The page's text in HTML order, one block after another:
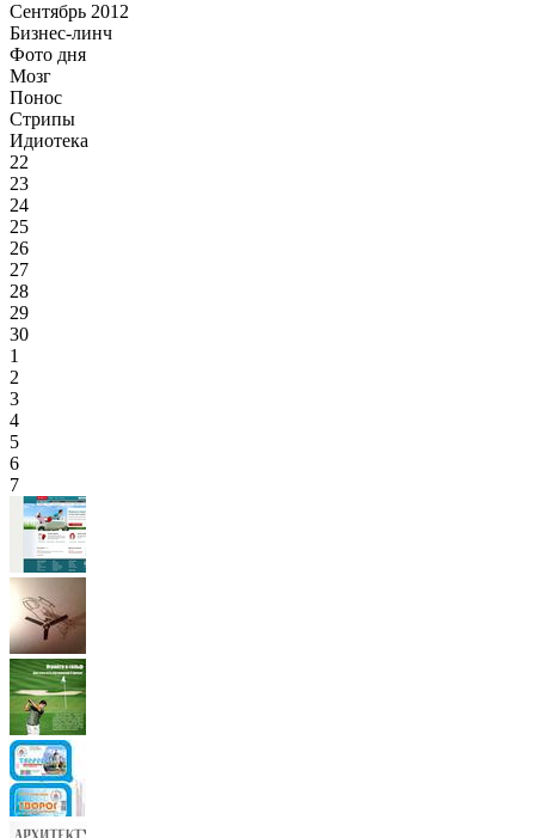
Сентябрь 2012
Бизнес-линч
Фото дня
Мозг
Понос
Стрипы
Идиотека
22
23
24
25
26
27
28
29
30
1
2
3
4
5
6
7